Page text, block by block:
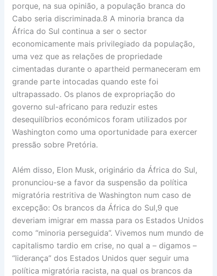
porque, na sua opinião, a população branca do
Cabo seria discriminada.8 A minoria branca da
África do Sul continua a ser o sector
economicamente mais privilegiado da população,
uma vez que as relações de propriedade
cimentadas durante o apartheid permaneceram em
grande parte intocadas quando este foi
ultrapassado. Os planos de expropriação do
governo sul-africano para reduzir estes
desequilíbrios económicos foram utilizados por
Washington como uma oportunidade para exercer
pressão sobre Pretória.
Além disso, Elon Musk, originário da África do Sul,
pronunciou-se a favor da suspensão da política
migratória restritiva de Washington num caso de
excepção: Os brancos da África do Sul,9 que
deveriam imigrar em massa para os Estados Unidos
como “minoria perseguida”. Vivemos num mundo de
capitalismo tardio em crise, no qual a – digamos –
“liderança” dos Estados Unidos quer seguir uma
política migratória racista, na qual os brancos da